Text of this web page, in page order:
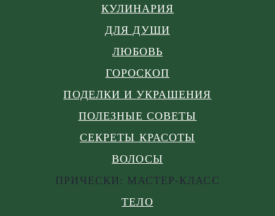
КУЛИНАРИЯ
ДЛЯ ДУШИ
ЛЮБОВЬ
ГОРОСКОП
ПОДЕЛКИ И УКРАШЕНИЯ
ПОЛЕЗНЫЕ СОВЕТЫ
СЕКРЕТЫ КРАСОТЫ
ВОЛОСЫ
ПРИЧЕСКИ: МАСТЕР-КЛАСС
ТЕЛО